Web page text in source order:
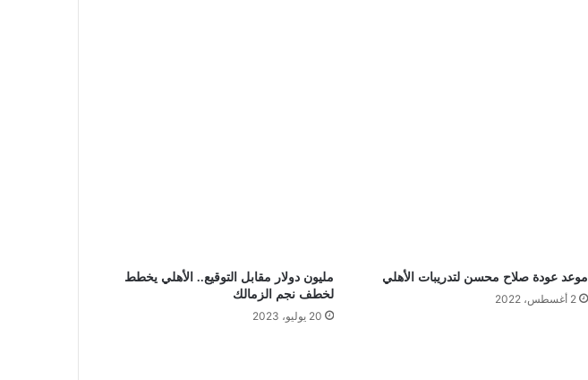
موعد عودة صلاح محسن لتدريبات الأهلي
2 أغسطس، 2022
مليون دولار مقابل التوقيع.. الأهلي يخطط
لخطف نجم الزمالك
20 يوليو، 2023